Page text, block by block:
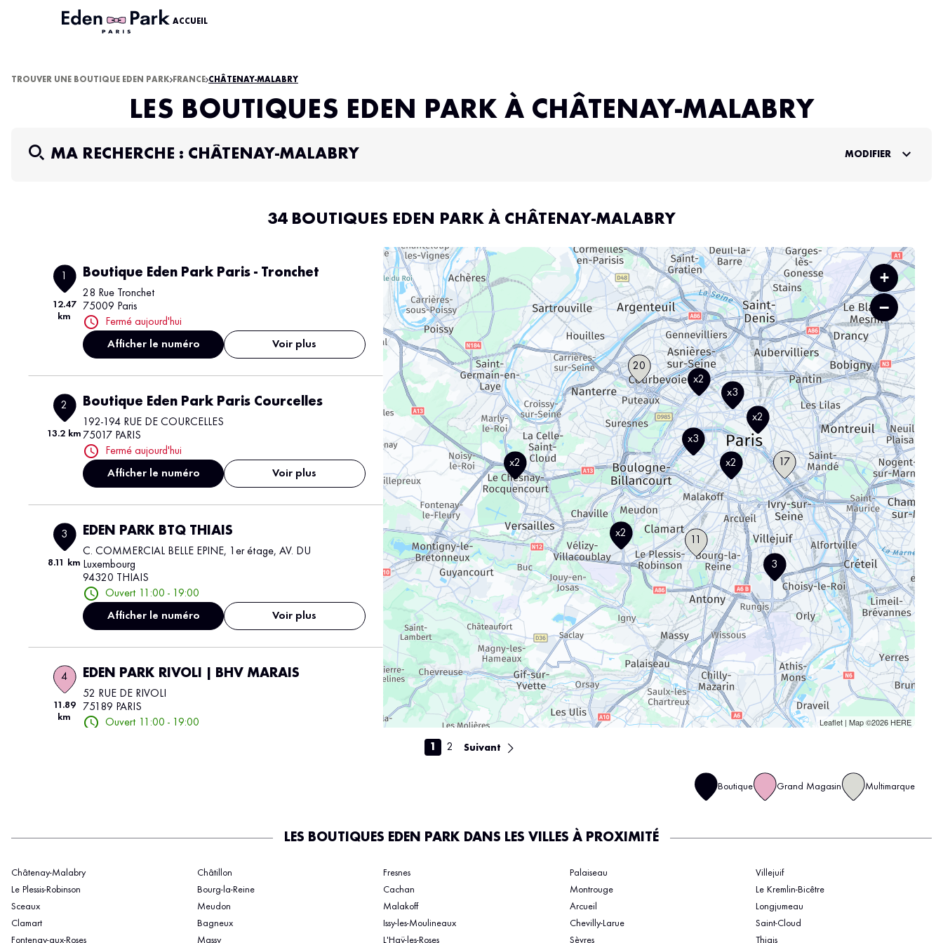
ACCUEIL
TROUVER UNE BOUTIQUE EDEN PARK FRANCE CHÂTENAY-MALABRY
LES BOUTIQUES EDEN PARK À CHÂTENAY-MALABRY
MA RECHERCHE : CHÂTENAY-MALABRY MODIFIER
34 BOUTIQUES EDEN PARK À CHÂTENAY-MALABRY
12.47
km
Boutique Eden Park Paris - Tronchet
28 Rue Tronchet
75009 Paris
Fermé aujourd'hui
Afficher le numéro
Voir plus
2
13.2 km
Boutique Eden Park Paris Courcelles
192-194 RUE DE COURCELLES
75017 PARIS
Fermé aujourd'hui
Afficher le numéro
Voir plus
3
8.11 km
EDEN PARK BTQ THIAIS
C. COMMERCIAL BELLE EPINE, 1er étage, AV. DU
Luxembourg
94320 THIAIS
Ouvert 11:00 - 19:00
Afficher le numéro
Voir plus
4
11.89
km
EDEN PARK RIVOLI | BHV MARAIS
52 RUE DE RIVOLI
75189 PARIS
Ouvert 11:00 - 19:00
75004 Paris
Afficher le numéro
6 EDEN PARKPARLY 2 | BHV PARLY 2
x2
3
x2
20
17
x2
x3
x2
x3
x2
+
−
Leaflet| Map ©2026 HERE
1 2 Suivant
Boutique Grand Magasin Multimarque
LES BOUTIQUES EDEN PARK DANS LES VILLES À PROXIMITÉ
Châtenay-Malabry
Le Plessis-Robinson
Sceaux
Clamart
Fontenay-aux-Roses
Châtillon
Bourg-la-Reine
Meudon
Bagneux
Massy
Fresnes
Cachan
Malakoff
Issy-les-Moulineaux
L'Haÿ-les-Roses
Palaiseau
Montrouge
Arcueil
Chevilly-Larue
Sèvres
Villejuif
Le Kremlin-Bicêtre
Longjumeau
Saint-Cloud
Thiais